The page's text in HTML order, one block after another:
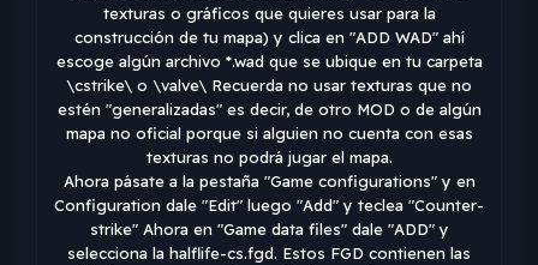
texturas o gráficos que quieres usar para la
construcción de tu mapa) y clica en "ADD WAD" ahí
escoge algún archivo *.wad que se ubique en tu carpeta
\cstrike\ o \valve\ Recuerda no usar texturas que no
estén "generalizadas" es decir, de otro MOD o de algún
mapa no oficial porque si alguien no cuenta con esas
texturas no podrá jugar el mapa.
Ahora pásate a la pestaña "Game configurations" y en
Configuration dale "Edit" luego "Add" y teclea "Counter-
strike" Ahora en "Game data files" dale "ADD" y
selecciona la halflife-cs.fgd. Estos FGD contienen las